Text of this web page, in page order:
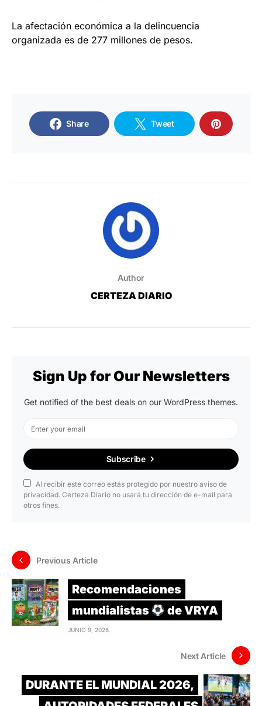
La afectación económica a la delincuencia
organizada es de 277 millones de pesos.
Share Tweet
Author
CERTEZA DIARIO
Sign Up for Our Newsletters
Get notified of the best deals on our WordPress themes.
Subscribe
Al recibir este correo estás protegido por nuestro aviso de
privacidad. Certeza Diario no usará tu dirección de e-mail para
otros fines.
Previous Article
Recomendaciones
mundialistas
de VRYA
JUNIO 9, 2026
Next Article
DURANTE EL MUNDIAL 2026,